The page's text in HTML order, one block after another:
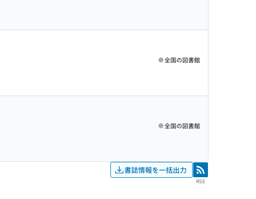
全国の図書館
全国の図書館
書誌情報を一括出力 RSS
RSS